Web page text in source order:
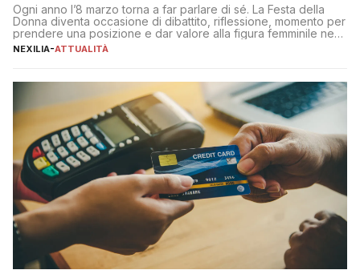
Ogni anno l’8 marzo torna a far parlare di sé. La Festa della
Donna diventa occasione di dibattito, riflessione, momento per
prendere una posizione e dar valore alla figura femminile nella
sua complessità e crucialità. A lanciare un messaggio “forte e
NEXILIA-ATTUALITÀ